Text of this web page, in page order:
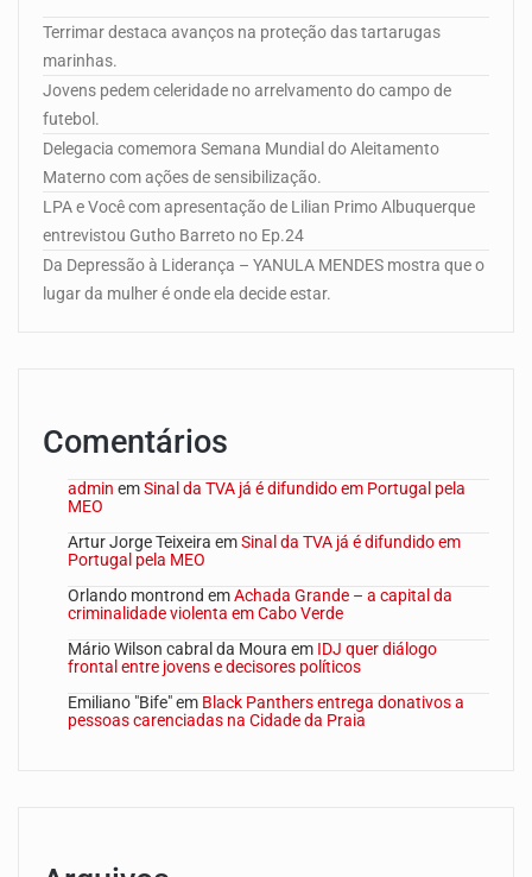
Terrimar destaca avanços na proteção das tartarugas
marinhas.
Jovens pedem celeridade no arrelvamento do campo de
futebol.
Delegacia comemora Semana Mundial do Aleitamento
Materno com ações de sensibilização.
LPA e Você com apresentação de Lilian Primo Albuquerque
entrevistou Gutho Barreto no Ep.24
Da Depressão à Liderança – YANULA MENDES mostra que o
lugar da mulher é onde ela decide estar.
Comentários
admin emSinal da TVA já é difundido em Portugal pela
MEO
Artur Jorge Teixeira emSinal da TVA já é difundido em
Portugal pela MEO
Orlando montrond emAchada Grande – a capital da
criminalidade violenta em Cabo Verde
Mário Wilson cabral da Moura em IDJ quer diálogo
frontal entre jovens e decisores políticos
Emiliano "Bife"em Black Panthers entrega donativos a
pessoas carenciadas na Cidade da Praia